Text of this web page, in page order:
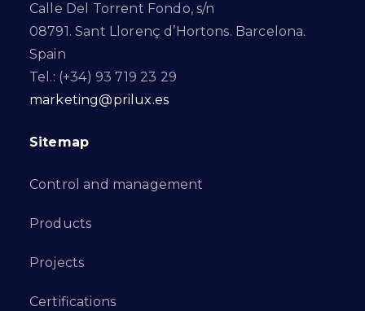
Calle Del Torrent Fondo, s/n
08791. Sant Llorenç d’Hortons. Barcelona.
Spain
Tel.: (+34) 93 719 23 29
marketing@prilux.es
Sitemap
Control and management
Products
Projects
Certifications